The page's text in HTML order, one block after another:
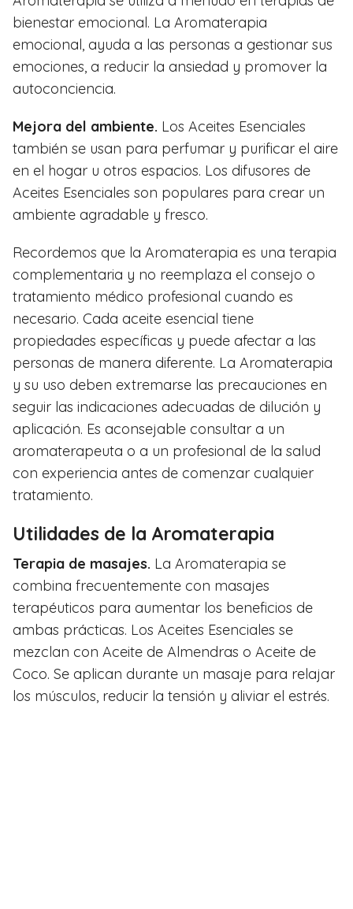
bienestar emocional. La Aromaterapia
emocional, ayuda a las personas a gestionar sus
emociones, a reducir la ansiedad y promover la
autoconciencia.
Mejora del ambiente. Los Aceites Esenciales
también se usan para perfumar y purificar el aire
en el hogar u otros espacios. Los difusores de
Aceites Esenciales son populares para crear un
ambiente agradable y fresco.
Recordemos que la Aromaterapia es una terapia
complementaria y no reemplaza el consejo o
tratamiento médico profesional cuando es
necesario. Cada aceite esencial tiene
propiedades específicas y puede afectar a las
personas de manera diferente. La Aromaterapia
y su uso deben extremarse las precauciones en
seguir las indicaciones adecuadas de dilución y
aplicación. Es aconsejable consultar a un
aromaterapeuta o a un profesional de la salud
con experiencia antes de comenzar cualquier
tratamiento.
Utilidades de la Aromaterapia
Terapia de masajes. La Aromaterapia se
combina frecuentemente con masajes
terapéuticos para aumentar los beneficios de
ambas prácticas. Los Aceites Esenciales se
mezclan con Aceite de Almendras o Aceite de
Coco. Se aplican durante un masaje para relajar
los músculos, reducir la tensión y aliviar el estrés.